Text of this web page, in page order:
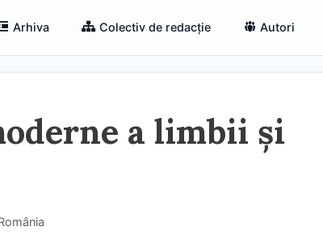
Arhiva Colectiv de redacție Autori
a limbii și